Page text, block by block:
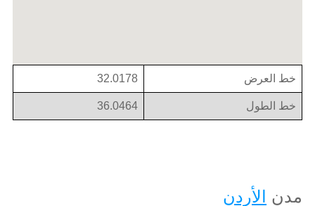
خط العرض 32.0178
خط الطول 36.0464
مدن الأردن